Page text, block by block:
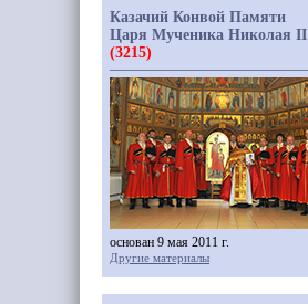
Казачий Конвой Памяти
Царя Мученика Николая II
(3215)
основан 9 мая 2011 г.
Другие материалы